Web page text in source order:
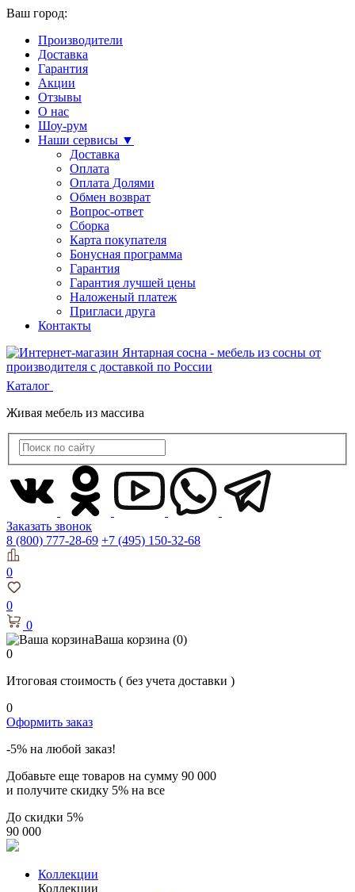
Ваш город:
Производители
Доставка
Гарантия
Акции
Отзывы
О нас
Шоу-рум
Наши сервисы ▼
Доставка
Оплата
Оплата Долями
Обмен возврат
Вопрос-ответ
Сборка
Карта покупателя
Бонусная программа
Гарантия
Гарантия лучшей цены
Наложеный платеж
Пригласи друга
Контакты
Каталог
Живая мебель из массива
Заказать звонок
8 (800) 777-28-69 +7 (495) 150-32-68
0
0
0
Ваша корзина (0)
0
Итоговая стоимость ( без учета доставки )
0
Оформить заказ
-5% на любой заказ!
Добавьте еще товаров на сумму 90 000
и получите скидку 5% на все
До скидки 5%
90 000
Коллекции
Коллекции